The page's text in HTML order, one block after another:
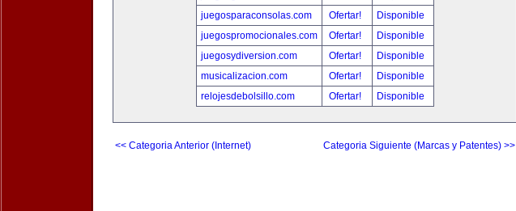
juegosparaconsolas.com
Ofertar!
Disponible
juegospromocionales.com
Ofertar!
Disponible
juegosydiversion.com
Ofertar!
Disponible
musicalizacion.com
Ofertar!
Disponible
relojesdebolsillo.com
Ofertar! Disponible
<< Categoria Anterior (Internet) Categoria Siguiente (Marcas y Patentes) >>